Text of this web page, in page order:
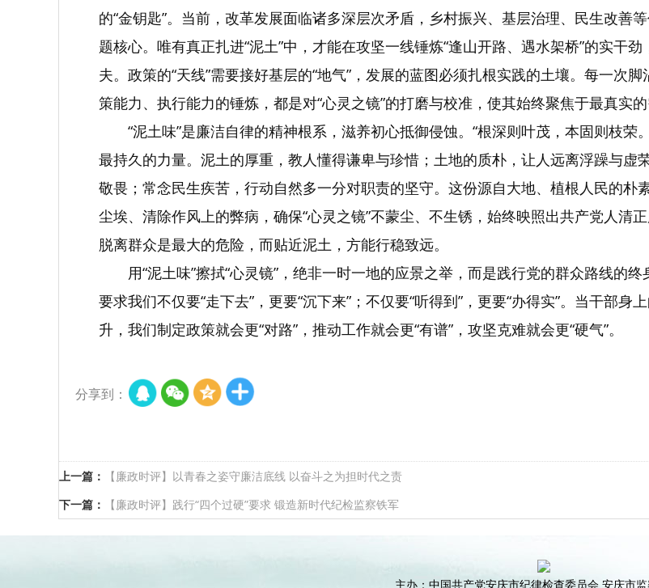
的“金钥匙”。当前，改革发展面临诸多深层次矛盾，乡村振兴、基层治理、民生改善
题核心。唯有真正扎进“泥土”中，才能在攻坚一线锤炼“逢山开路、遇水架桥”的实干
夫。政策的“天线”需要接好基层的“地气”，发展的蓝图必须扎根实践的土壤。每一次
策能力、执行能力的锤炼，都是对“心灵之镜”的打磨与校准，使其始终聚焦于最真实的
“泥土味”是廉洁自律的精神根系，滋养初心抵御侵蚀。“根深则叶茂，本固则枝荣
最持久的力量。泥土的厚重，教人懂得谦卑与珍惜；土地的质朴，让人远离浮躁与虚
敬畏；常念民生疾苦，行动自然多一分对职责的坚守。这份源自大地、植根人民的朴
尘埃、清除作风上的弊病，确保“心灵之镜”不蒙尘、不生锈，始终映照出共产党人清
脱离群众是最大的危险，而贴近泥土，方能行稳致远。
用“泥土味”擦拭“心灵镜”，绝非一时一地的应景之举，而是践行党的群众路线的
要求我们不仅要“走下去”，更要“沉下来”；不仅要“听得到”，更要“办得实”。当干部身
升，我们制定政策就会更“对路”，推动工作就会更“有谱”，攻坚克难就会更“硬气”。
分享到：
上一篇：
【廉政时评】以青春之姿守廉洁底线 以奋斗之为担时代之责
下一篇：
【廉政时评】践行“四个过硬”要求 锻造新时代纪检监察铁军
主办：中国共产党安庆市纪律检查委员会 安庆市